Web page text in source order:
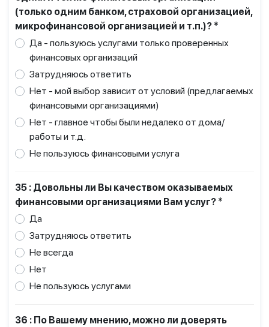
(только одним банком, страховой организацией,
микрофинансовой организацией и т.п.)? *
Да - пользуюсь услугами только проверенных
финансовых организаций
Затрудняюсь ответить
Нет - мой выбор зависит от условий (предлагаемых
финансовыми организациями)
Нет - главное чтобы были недалеко от дома/
работы и т.д.
Не пользуюсь финансовыми услуга
35 : Довольны ли Вы качеством оказываемых
финансовыми организациями Вам услуг? *
Да
Затрудняюсь ответить
Не всегда
Нет
Не пользуюсь услугами
36 : По Вашему мнению, можно ли доверять